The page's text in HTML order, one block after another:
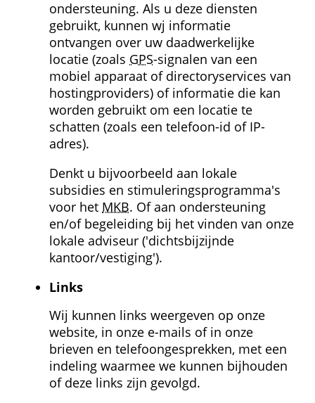
ondersteuning. Als u deze diensten
gebruikt, kunnen wj informatie
ontvangen over uw daadwerkelijke
locatie (zoals GPS-signalen van een
mobiel apparaat of directoryservices van
hostingproviders) of informatie die kan
worden gebruikt om een locatie te
schatten (zoals een telefoon-id of IP-
adres).
Denkt u bijvoorbeeld aan lokale
subsidies en stimulerings­programma's
voor het MKB. Of aan ondersteuning
en/of begeleiding bij het vinden van onze
lokale adviseur ('dichtsbijzijnde
kantoor/vestiging').
Links
Wij kunnen links weergeven op onze
website, in onze e-mails of in onze
brieven en telefoongesprekken, met een
indeling waarmee we kunnen bijhouden
of deze links zijn gevolgd.